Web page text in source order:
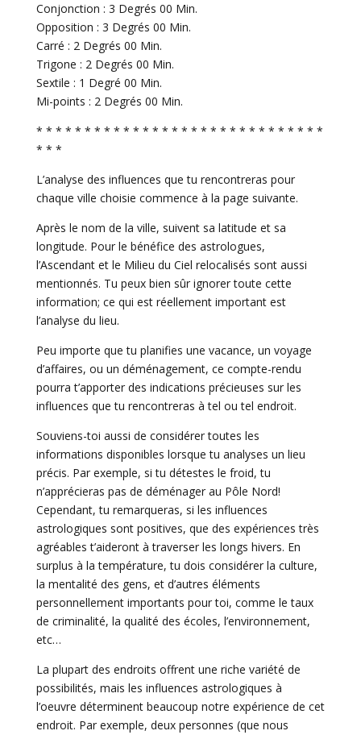
Conjonction : 3 Degrés 00 Min.
Opposition : 3 Degrés 00 Min.
Carré : 2 Degrés 00 Min.
Trigone : 2 Degrés 00 Min.
Sextile : 1 Degré 00 Min.
Mi-points : 2 Degrés 00 Min.
* * * * * * * * * * * * * * * * * * * * * * * * * * * * * *
* * *
L’analyse des influences que tu rencontreras pour
chaque ville choisie commence à la page suivante.
Après le nom de la ville, suivent sa latitude et sa
longitude. Pour le bénéfice des astrologues,
l’Ascendant et le Milieu du Ciel relocalisés sont aussi
mentionnés. Tu peux bien sûr ignorer toute cette
information; ce qui est réellement important est
l’analyse du lieu.
Peu importe que tu planifies une vacance, un voyage
d’affaires, ou un déménagement, ce compte-rendu
pourra t’apporter des indications précieuses sur les
influences que tu rencontreras à tel ou tel endroit.
Souviens-toi aussi de considérer toutes les
informations disponibles lorsque tu analyses un lieu
précis. Par exemple, si tu détestes le froid, tu
n’apprécieras pas de déménager au Pôle Nord!
Cependant, tu remarqueras, si les influences
astrologiques sont positives, que des expériences très
agréables t’aideront à traverser les longs hivers. En
surplus à la température, tu dois considérer la culture,
la mentalité des gens, et d’autres éléments
personnellement importants pour toi, comme le taux
de criminalité, la qualité des écoles, l’environnement,
etc…
La plupart des endroits offrent une riche variété de
possibilités, mais les influences astrologiques à
l’oeuvre déterminent beaucoup notre expérience de cet
endroit. Par exemple, deux personnes (que nous